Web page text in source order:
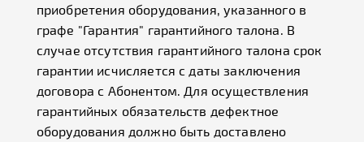
приобретения оборудования, указанного в
графе "Гарантия" гарантийного талона. В
случае отсутствия гарантийного талона срок
гарантии исчисляется с даты заключения
договора с Абонентом. Для осуществления
гарантийных обязательств дефектное
оборудования должно быть доставлено